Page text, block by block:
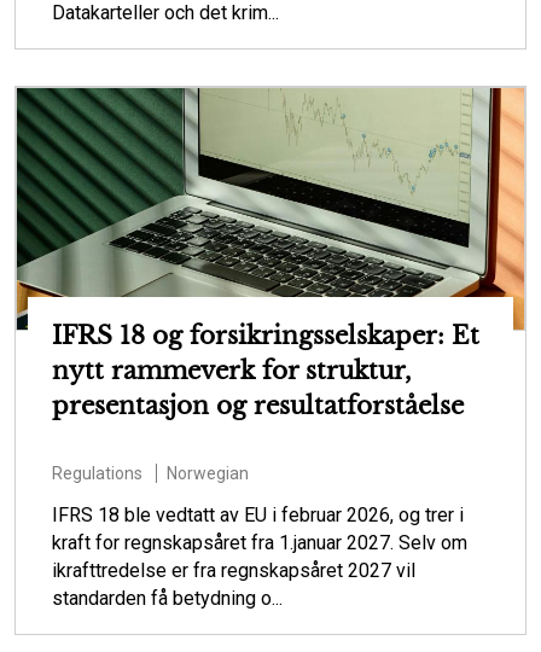
Datakarteller och det krim...
IFRS 18 og forsikringsselskaper: Et
nytt rammeverk for struktur,
presentasjon og resultatforståelse
Regulations Norwegian
IFRS 18 ble vedtatt av EU i februar 2026, og trer i
kraft for regnskapsåret fra 1.januar 2027. Selv om
ikrafttredelse er fra regnskapsåret 2027 vil
standarden få betydning o...